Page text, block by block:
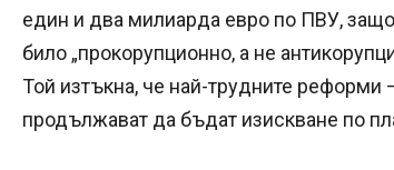
един и два милиарда евро по ПВУ,
било „прокорупционно, а не
Той изтъкна, че най-трудните реформи
продължават да бъдат изискване по